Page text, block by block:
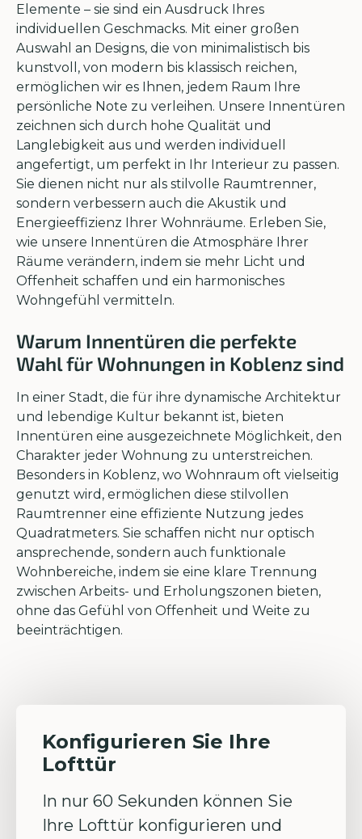
Elemente – sie sind ein Ausdruck Ihres
individuellen Geschmacks. Mit einer großen
Auswahl an Designs, die von minimalistisch bis
kunstvoll, von modern bis klassisch reichen,
ermöglichen wir es Ihnen, jedem Raum Ihre
persönliche Note zu verleihen. Unsere Innentüren
zeichnen sich durch hohe Qualität und
Langlebigkeit aus und werden individuell
angefertigt, um perfekt in Ihr Interieur zu passen.
Sie dienen nicht nur als stilvolle Raumtrenner,
sondern verbessern auch die Akustik und
Energieeffizienz Ihrer Wohnräume. Erleben Sie,
wie unsere Innentüren die Atmosphäre Ihrer
Räume verändern, indem sie mehr Licht und
Offenheit schaffen und ein harmonisches
Wohngefühl vermitteln.
Warum Innentüren die perfekte
Wahl für Wohnungen in Koblenz sind
In einer Stadt, die für ihre dynamische Architektur
und lebendige Kultur bekannt ist, bieten
Innentüren eine ausgezeichnete Möglichkeit, den
Charakter jeder Wohnung zu unterstreichen.
Besonders in Koblenz, wo Wohnraum oft vielseitig
genutzt wird, ermöglichen diese stilvollen
Raumtrenner eine effiziente Nutzung jedes
Quadratmeters. Sie schaffen nicht nur optisch
ansprechende, sondern auch funktionale
Wohnbereiche, indem sie eine klare Trennung
zwischen Arbeits- und Erholungszonen bieten,
ohne das Gefühl von Offenheit und Weite zu
beeinträchtigen.
Konfigurieren Sie Ihre
Lofttür
In nur 60 Sekunden können Sie
Ihre Lofttür konfigurieren und